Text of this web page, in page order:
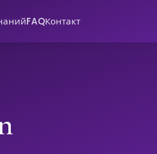
FAQКонтакт